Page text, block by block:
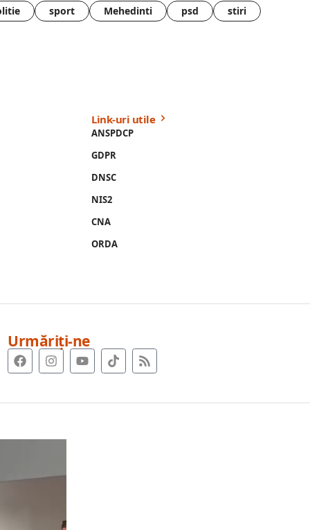
sport Mehedinti psd stiri
Link-uri utile
ANSPDCP
GDPR
DNSC
NIS2
CNA
ORDA
Urmăriți-ne